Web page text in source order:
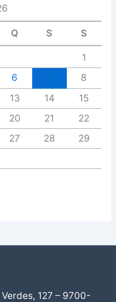
Q S S
1
6
8
13 14
15
20 21
22
27 28
29
127 – 9700-